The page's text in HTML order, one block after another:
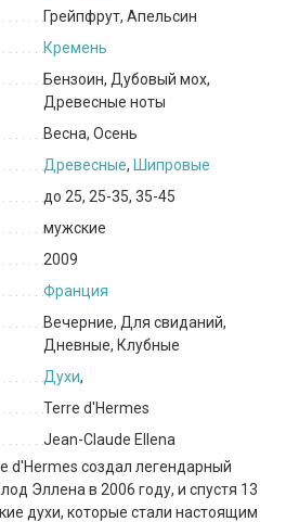
Грейпфрут, Апельсин
Кремень
Бензоин, Дубовый мох,
Древесные ноты
Весна, Осень
Древесные, Шипровые
до 25, 25-35, 35-45
мужские
2009
Франция
Вечерние, Для свиданий,
Дневные, Клубные
Духи,
Terre d'Hermes
Jean-Claude Ellena
создал легендарный
Эллена в 2006 году, и спустя 13
духи, которые стали настоящим